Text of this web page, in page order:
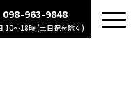
098-963-9848
10〜18時 (土日祝を除く)